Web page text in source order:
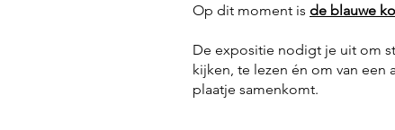
Op dit moment is de blauwe
De expositie nodigt je uit om
kijken, te lezen én om van een
plaatje samenkomt.